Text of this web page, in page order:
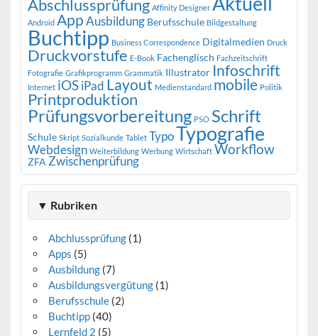
Abschlussprüfung Affinity Designer
Android AppAusbildung Berufsschule Bildgestaltung
Buchtipp Business Correspondence Digitalmedien Druck
Druckvorstufe E-Book Fachenglisch Fachzeitschrift
Fotografie Grafikprogramm Grammatik Illustrator Infoschrift
Internet iOSiPad Layout Medienstandard mobile Politik
Printproduktion
Prüfungsvorbereitung PSO Schrift
Schule Skript Sozialkunde Tablet TypoTypografie
Webdesign Weiterbildung Werbung Wirtschaft Workflow
ZFAZwischenprüfung
▼ Rubriken
Abchlussprüfung(1)
Apps (5)
Ausbildung(7)
Ausbildungsvergütung(1)
Berufsschule(2)
Buchtipp(40)
Lernfeld 2 (5)